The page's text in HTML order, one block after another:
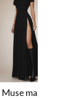
maxi